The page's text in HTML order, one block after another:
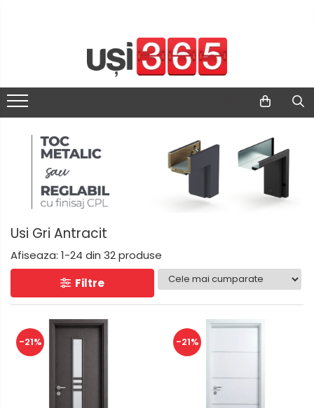
Usi Gri Antracit
Afiseaza: 1-24 din 32produse
Filtre
-21% -21%